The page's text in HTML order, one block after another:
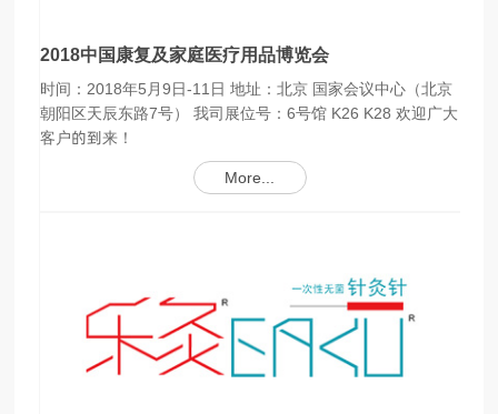
2018中国康复及家庭医疗用品博览会
时间：2018年5月9日-11日 地址：北京 国家会议中心（北京
朝阳区天辰东路7号） 我司展位号：6号馆 K26 K28 欢迎广大
客户的到来！
More...